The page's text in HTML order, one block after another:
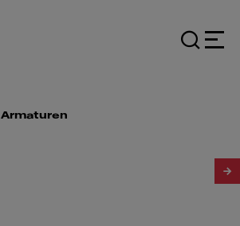
Armaturen